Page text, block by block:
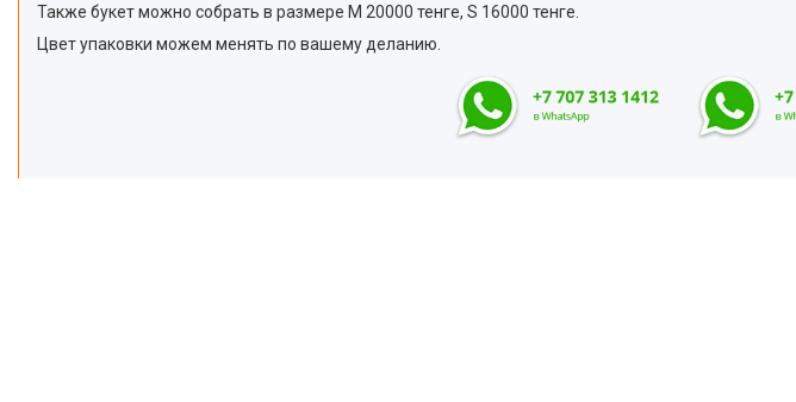
Также букет можно собрать в размере М 20000 тенге, S 16000 тенге.
Цвет упаковки можем менять по вашему деланию.